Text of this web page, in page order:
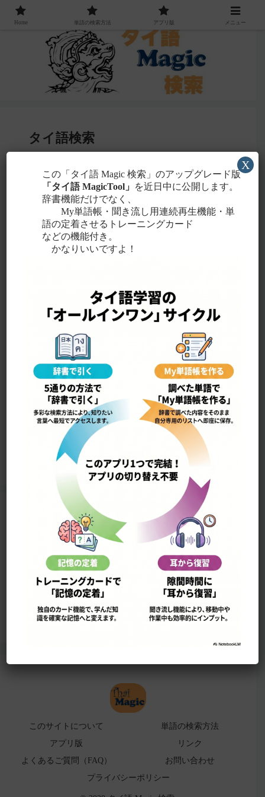
タイ語検索
・聞こえたタイ語を一番近いと感じるローマ字
に置き換えて検索！
タイ文字での検索も含め、詳しくはこちら。
yùt khrʉ̂aŋ หยุดเครื่อง
機械を止める
このサイトについて
単語の検索法
ローマ字表
よくある検索ミス！
このサイトについて
単語の検索方法
アプリ版
リンク
よくあるご質問（FAQ）
お問い合わせ
プライバシーポリシー
Home 単語の検索方法 アプリ版 メニュー
この「タイ語 Magic 検索」のアップグレード版
「タイ語 MagicTool」
を近日中に公開します。
辞書機能だけでなく、
My単語帳・聞き流し用連続再生機能・単
語の定着させるトレーニングカード
などの機能付き。
かなりいいですよ！
X